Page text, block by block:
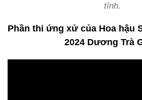
tính.
Phần thi ứng xử của Hoa hậu
2024 Dương Trà